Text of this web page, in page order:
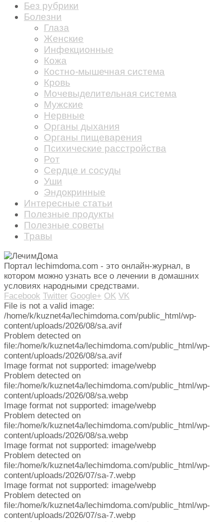
Без рубрики
Болезни
Глаза
Женские
Инфекционные
Кожа
Костно-мышечная система
Кровь
Мочевыделительная система
Мужские
Нервные
Органы дыхания
Органы пищеварения
Психические расстройства
Рот
Сердце и сосуды
Уши
Эндокринные
Интересные статьи
Полезные продукты
Полезные советы
Травы
Портал lechimdoma.com - это онлайн-журнал, в
котором можно узнать все о лечении в домашних
условиях народными средствами.
Facebook Twitter Google+ OK VK
File is not a valid image:
/home/k/kuznet4a/lechimdoma.com/public_html/wp-
content/uploads/2026/08/sa.avif
Problem detected on
file:/home/k/kuznet4a/lechimdoma.com/public_html/wp-
content/uploads/2026/08/sa.avif
Image format not supported: image/webp
Problem detected on
file:/home/k/kuznet4a/lechimdoma.com/public_html/wp-
content/uploads/2026/08/sa.webp
Image format not supported: image/webp
Problem detected on
file:/home/k/kuznet4a/lechimdoma.com/public_html/wp-
content/uploads/2026/08/sa.webp
Image format not supported: image/webp
Problem detected on
file:/home/k/kuznet4a/lechimdoma.com/public_html/wp-
content/uploads/2026/07/sa-7.webp
Image format not supported: image/webp
Problem detected on
file:/home/k/kuznet4a/lechimdoma.com/public_html/wp-
content/uploads/2026/07/sa-7.webp